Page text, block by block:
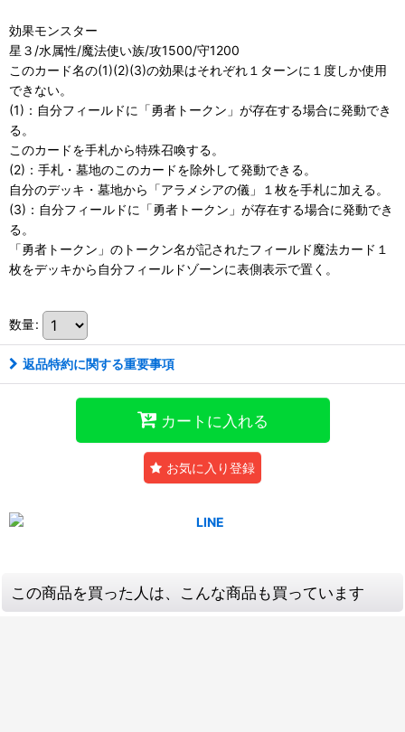
効果モンスター
星３/水属性/魔法使い族/攻1500/守1200
このカード名の(1)(2)(3)の効果はそれぞれ１ターンに１度しか使用
できない。
(1)：自分フィールドに「勇者トークン」が存在する場合に発動でき
る。
このカードを手札から特殊召喚する。
(2)：手札・墓地のこのカードを除外して発動できる。
自分のデッキ・墓地から「アラメシアの儀」１枚を手札に加える。
(3)：自分フィールドに「勇者トークン」が存在する場合に発動でき
る。
「勇者トークン」のトークン名が記されたフィールド魔法カード１
枚をデッキから自分フィールドゾーンに表側表示で置く。
数量:
返品特約に関する重要事項
カートに入れる
お気に入り登録
この商品を買った人は、こんな商品も買っています